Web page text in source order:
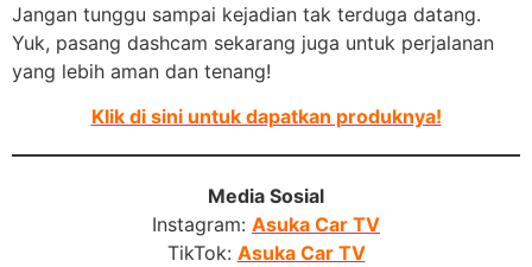
Jangan tunggu sampai kejadian tak terduga datang.
Yuk, pasang dashcam sekarang juga untuk perjalanan
yang lebih aman dan tenang!
Klik di sini untuk dapatkan produknya!
Media Sosial
Instagram: Asuka Car TV
TikTok: Asuka Car TV